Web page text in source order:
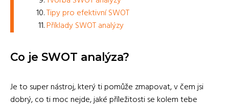
Tipy pro efektivní SWOT
Příklady SWOT analýzy
Co je SWOT analýza?
Je to super nástroj, který ti pomůže zmapovat, v čem jsi
dobrý, co ti moc nejde, jaké příležitosti se kolem tebe